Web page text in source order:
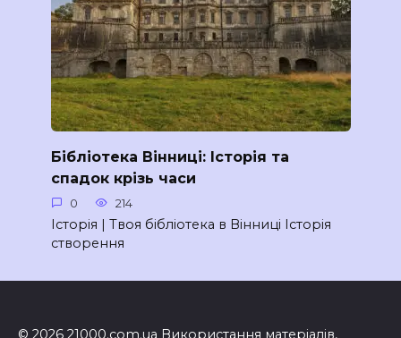
Бібліотека Вінниці: Історія та
спадок крізь часи
0 214
Історія | Твоя бібліотека в Вінниці Історія
створення
© 2026 21000.com.ua Використання матеріалів,